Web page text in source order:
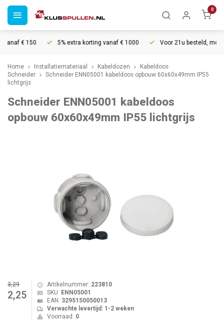
0
€ 150 5% extra korting vanaf € 1000 Voor 21u besteld,
Home Installatiemateriaal Kabeldozen
Kabeldoos
Schneider
Schneider ENN05001 kabeldoos opbouw 60x60x49mm IP55
lichtgrijs
Schneider ENN05001 kabeldoos
opbouw 60x60x49mm IP55 lichtgrijs
3,29
2,25
Artikelnummer: 223810
SKU: ENN05001
EAN: 3295150050013
Verwachte levertijd: 1-2 weken
Voorraad: 0